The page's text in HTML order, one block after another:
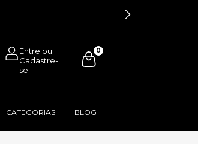
0
CATEGORIAS BLOG